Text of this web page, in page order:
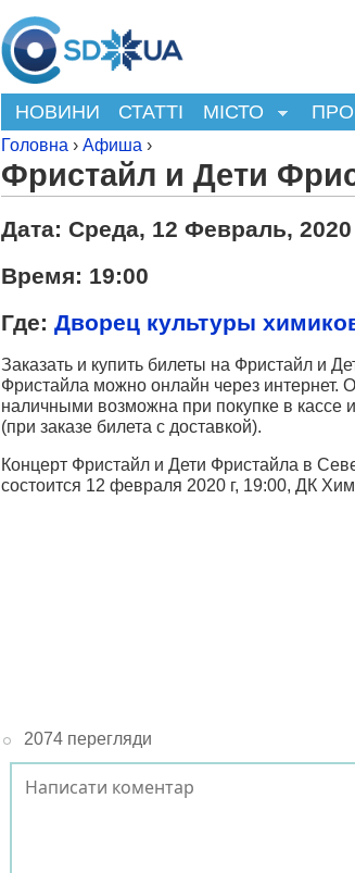
НОВИНИ СТАТТІ МІСТО
Головна › Афиша ›
Фристайл и Дети
Дата: Среда, 12 Февраль, 2020
Время: 19:00
Где: Дворец культуры
Заказать и купить билеты на Фристайл и
Фристайла можно онлайн через интернет.
наличными возможна при покупке в кассе
(при заказе билета с доставкой).
Концерт Фристайл и Дети Фристайла в
состоится 12 февраля 2020 г, 19:00, ДК
2074 перегляди